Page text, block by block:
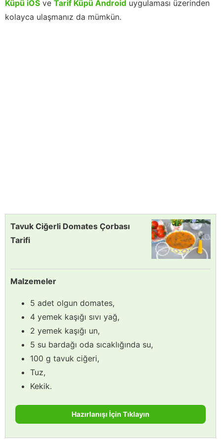
Küpü iOS ve Tarif Küpü Android uygulaması üzerinden
kolayca ulaşmanız da mümkün.
Tavuk Ciğerli Domates Çorbası
Tarifi
Malzemeler
5 adet olgun domates,
4 yemek kaşığı sıvı yağ,
2 yemek kaşığı un,
5 su bardağı oda sıcaklığında su,
100 g tavuk ciğeri,
Tuz,
Kekik.
Hazırlanışı İçin Tıklayın